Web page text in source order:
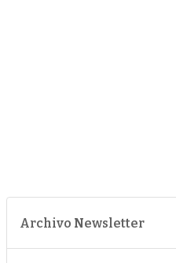
Archivo Newsletter